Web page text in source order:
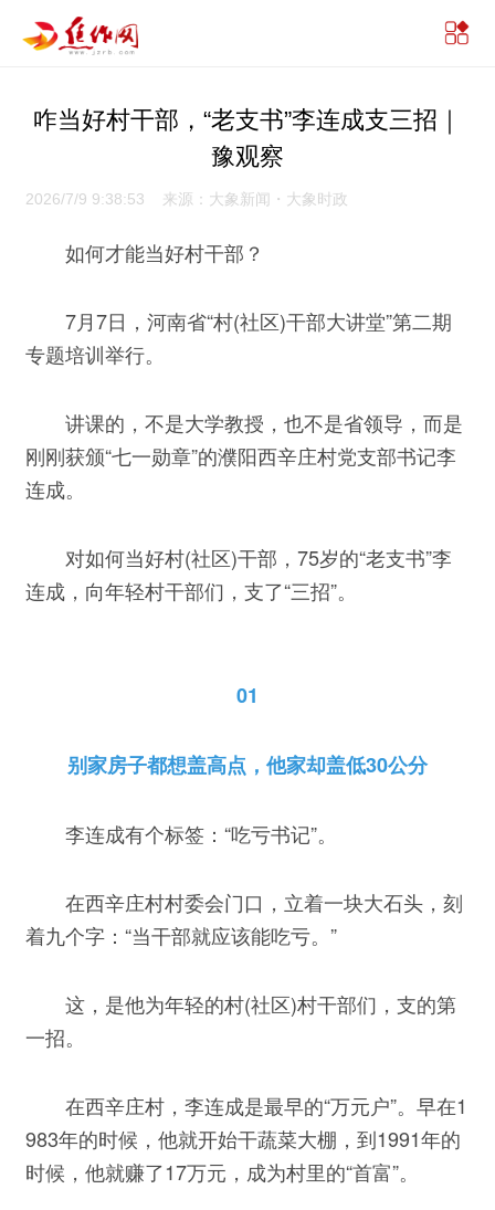
咋当好村干部，“老支书”李连成支三招｜
豫观察
2026/7/9 9:38:53 来源：大象新闻・大象时政
如何才能当好村干部？
7月7日，河南省“村(社区)干部大讲堂”第二期
专题培训举行。
讲课的，不是大学教授，也不是省领导，而是
刚刚获颁“七一勋章”的濮阳西辛庄村党支部书记李
连成。
对如何当好村(社区)干部，75岁的“老支书”李
连成，向年轻村干部们，支了“三招”。
01
别家房子都想盖高点，他家却盖低30公分
李连成有个标签：“吃亏书记”。
在西辛庄村村委会门口，立着一块大石头，刻
着九个字：“当干部就应该能吃亏。”
这，是他为年轻的村(社区)村干部们，支的第
一招。
在西辛庄村，李连成是最早的“万元户”。早在1
983年的时候，他就开始干蔬菜大棚，到1991年的
时候，他就赚了17万元，成为村里的“首富”。